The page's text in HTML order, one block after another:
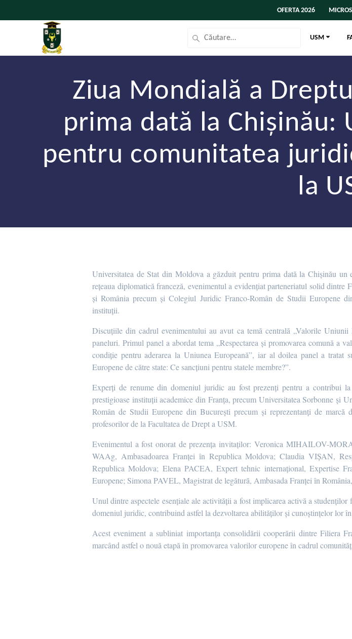
OFERTA 2026
USM
Ziua Mondială a
prima dată la Chișinău:
pentru comunitatea
la
Universitatea de Stat din Moldova a găzduit pentru prima dată la Chișinău
rețeaua diplomatică franceză, evenimentul a evidențiat parteneriatul solid
și România precum și Colegiul Juridic Franco-Român de Studii Europene
instituții.
Discuțiile din cadrul evenimentului au avut ca temă centrală „Valorile
paneluri. Primul panel a abordat tema „Respectarea și promovarea comună
condiție pentru aderarea la Uniunea Europeană”, iar al doilea panel a
Europene de către state: Ce sancțiuni pentru statele membre?”.
Experți de renume din domeniul juridic au fost prezenți pentru a contribui
prestigioase instituții academice din Franța, precum Universitatea Sorbonne și
Român de Studii Europene din București precum și reprezentanți de
profesorilor de la Facultatea de Drept a USM.
Evenimentul a fost onorat de prezența invitaților: Veronica MIHAILOV-
WAAg, Ambasadoarea Franței în Republica Moldova; Claudia VIȘAN,
Republica Moldova; Elena PACEA, Expert tehnic internațional, Expertise
Europene; Simona PAVEL, Magistrat de legătură, Ambasada Franței în
Unul dintre aspectele esențiale ale activității a fost implicarea activă a
domeniul juridic, contribuind astfel la dezvoltarea abilităților și cunoștințelor lor
Acest eveniment a subliniat importanța consolidării cooperării dintre Filiera
marcând astfel o nouă etapă în promovarea valorilor europene în cadrul